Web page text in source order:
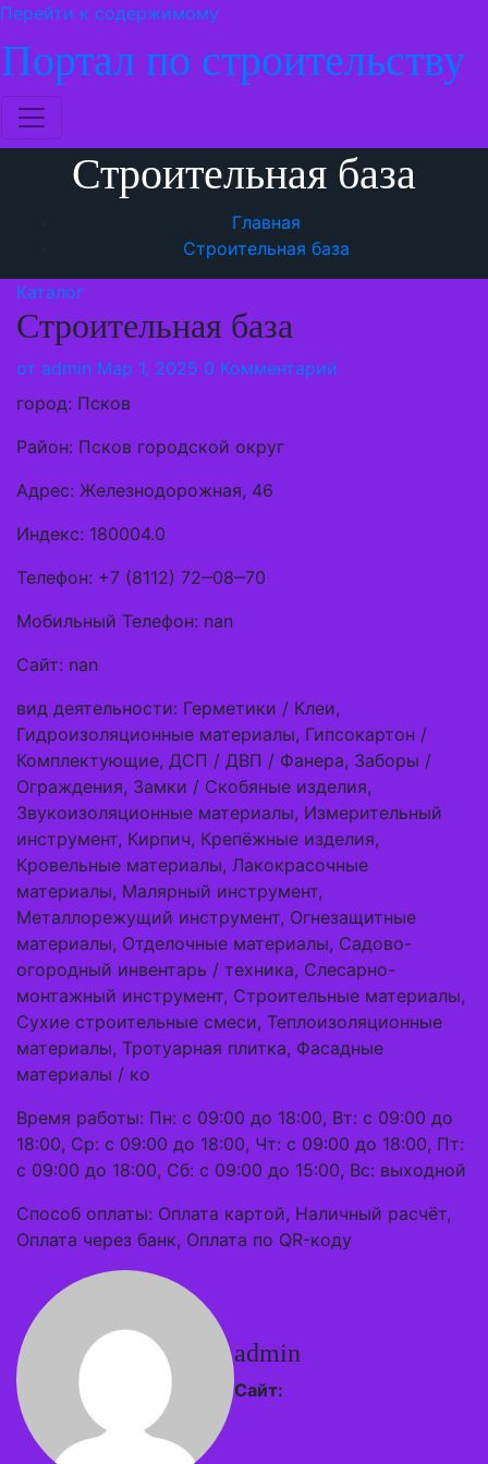
Перейти к содержимому
Портал по строительству
Строительная база
Главная
Строительная база
Каталог
Строительная база
от admin Мар 1, 2025 0 Комментарий
город: Псков
Район: Псков городской округ
Адрес: Железнодорожная, 46
Индекс: 180004.0
Телефон: +7 (8112) 72‒08‒70
Мобильный Телефон: nan
Сайт: nan
вид деятельности: Герметики / Клеи,
Гидроизоляционные материалы, Гипсокартон /
Комплектующие, ДСП / ДВП / Фанера, Заборы /
Ограждения, Замки / Скобяные изделия,
Звукоизоляционные материалы, Измерительный
инструмент, Кирпич, Крепёжные изделия,
Кровельные материалы, Лакокрасочные
материалы, Малярный инструмент,
Металлорежущий инструмент, Огнезащитные
материалы, Отделочные материалы, Садово-
огородный инвентарь / техника, Слесарно-
монтажный инструмент, Строительные материалы,
Сухие строительные смеси, Теплоизоляционные
материалы, Тротуарная плитка, Фасадные
материалы / ко
Время работы: Пн: с 09:00 до 18:00, Вт: с 09:00 до
18:00, Ср: с 09:00 до 18:00, Чт: с 09:00 до 18:00, Пт:
с 09:00 до 18:00, Сб: с 09:00 до 15:00, Вс: выходной
Способ оплаты: Оплата картой, Наличный расчёт,
Оплата через банк, Оплата по QR-коду
admin
Сайт: